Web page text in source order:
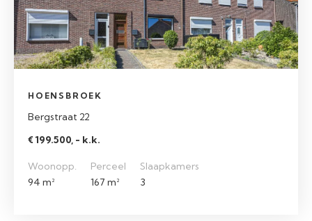
HOENSBROEK
Bergstraat 22
€ 199.500, - k.k.
Woonopp.
94 m²
Perceel
167 m²
Slaapkamers
3